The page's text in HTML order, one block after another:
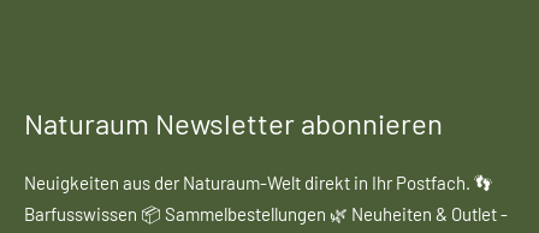
Naturaum Newsletter abonnieren
Neuigkeiten aus der Naturaum-Welt direkt in Ihr Postfach. 👣
Barfusswissen 📦 Sammelbestellungen 🌿 Neuheiten & Outlet -